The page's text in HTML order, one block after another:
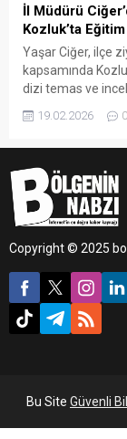
İl Müdürü
Kozluk’ta
Yaşar Ciğer, ilçe
kapsamında
dizi temas ve
ilçe milli eğitim
programda,
faaliyetleri yerinde
değerlendirildi.
19.02.2026 0
Copyright © 2025
Bu Site Güvenli Bil